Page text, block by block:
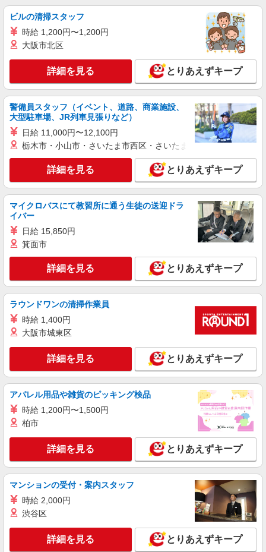
詳細を見る
株式会社トラストグロース 北海道支社
地域密着型特別養護老人ホームでの調理補助
【派遣時給】1,200〜1,250円（資格・経験によ
る） 交通費別途支給
北海道札幌市西区八軒9条西
キープ 詳細を見る
株式会社トラストグロース 北海道支社
【派遣時給】1,200円 交通費別途支給
キープ 詳細を見る
派遣社員
株式会社トラストグロース 北海道支社
高齢者施設内厨房での調理補助業務
【派遣時給】1,200〜1,250円（資格・経験によ
る） 交通費別途支給
北海道札幌市西区小別沢
キープ 詳細を見る
派遣社員
株式会社トラストグロース 北海道支社
病院での調理補助業務
【派遣時給】1,200〜1,250円（資格・経験によ
る） 交通費別途支給
詳細を見る
ビルの清掃スタッフ
時給 1,200円〜1,200円
大阪市北区
詳細を見る とりあえずキープ
警備員スタッフ（イベント、道路、商業施設、
大型駐車場、JR列車見張りなど）
日給 11,000円〜12,100円
栃木市・小山市・さいたま市西区・さいたま市岩槻区・久喜市・
詳細を見る とりあえずキープ
マイクロバスにて教習所に通う生徒の送迎ドラ
イバー
日給 15,850円
箕面市
詳細を見る とりあえずキープ
ラウンドワンの清掃作業員
時給 1,400円
大阪市城東区
詳細を見る とりあえずキープ
アパレル用品や雑貨のピッキング検品
時給 1,200円〜1,500円
柏市
詳細を見る とりあえずキープ
マンションの受付・案内スタッフ
時給 2,000円
渋谷区
詳細を見る とりあえずキープ